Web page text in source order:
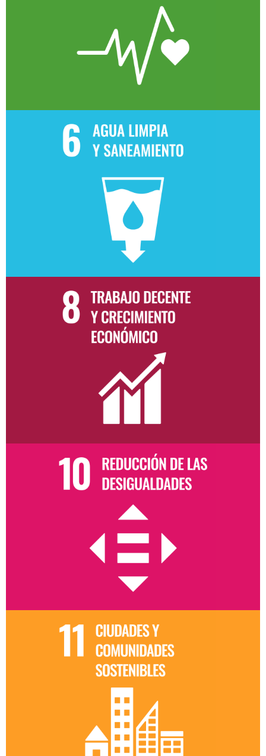
Financiamos empresas que promueven
entornos laborales seguros y saludables, en
línea con el objetivo global de garantizar
vidas dignas y bienestar para todas las
Gestión responsable del agua
Apoyamos iniciativas que mejoran la
eficiencia en el uso del agua y fomentan su
aprovechamiento sostenible, contribuyendo
al acceso y saneamiento para todas las
Trabajo decente y crecimiento
económico
Promovemos el financiamiento responsable
a empresas productivas que impulsan
empleo formal, inclusión y desarrollo
económico sostenible.
Finanzas que reducen
comunidades con menor acceso al
financiamiento, fortaleciendo la inclusión y la
Ciudades que avanzan con
Respaldamos proyectos que modernizan
operaciones y mejoran la movilidad,
impulsando entornos urbanos más seguros,
eficientes y sostenibles.